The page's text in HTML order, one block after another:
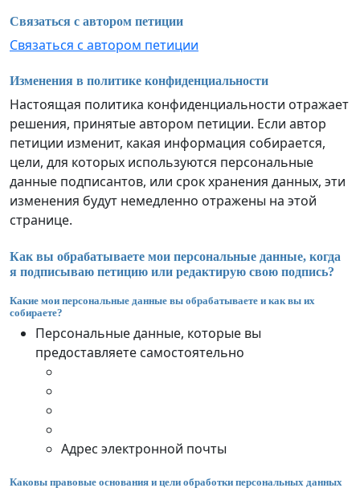
Связаться с автором петиции
Связаться с автором петиции
Изменения в политике конфиденциальности
Настоящая политика конфиденциальности отражает
решения, принятые автором петиции. Если автор
петиции изменит, какая информация собирается,
цели, для которых используются персональные
данные подписантов, или срок хранения данных, эти
изменения будут немедленно отражены на этой
странице.
Как вы обрабатываете мои персональные данные, когда
я подписываю петицию или редактирую свою подпись?
Какие мои персональные данные вы обрабатываете и как вы их
собираете?
Персональные данные, которые вы
предоставляете самостоятельно
Адрес электронной почты
Каковы правовые основания и цели обработки персональных данных